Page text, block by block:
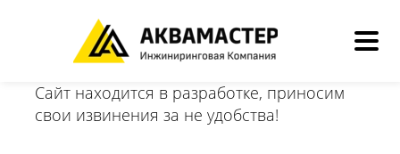
Сайт находится в разработке, приносим
свои извинения за не удобства!